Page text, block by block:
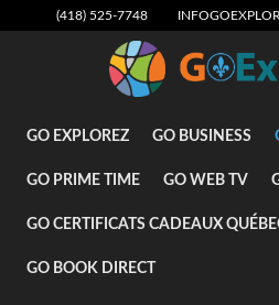
(418) 525-7748
GO EXPLOREZ GO BUSINESS
GO PRIME TIME GO WEB TV
GO CERTIFICATS CADEAUX
GO BOOK DIRECT